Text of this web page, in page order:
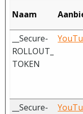
Naam
__Secure-
ROLLOUT_
TOKEN
__Secure-